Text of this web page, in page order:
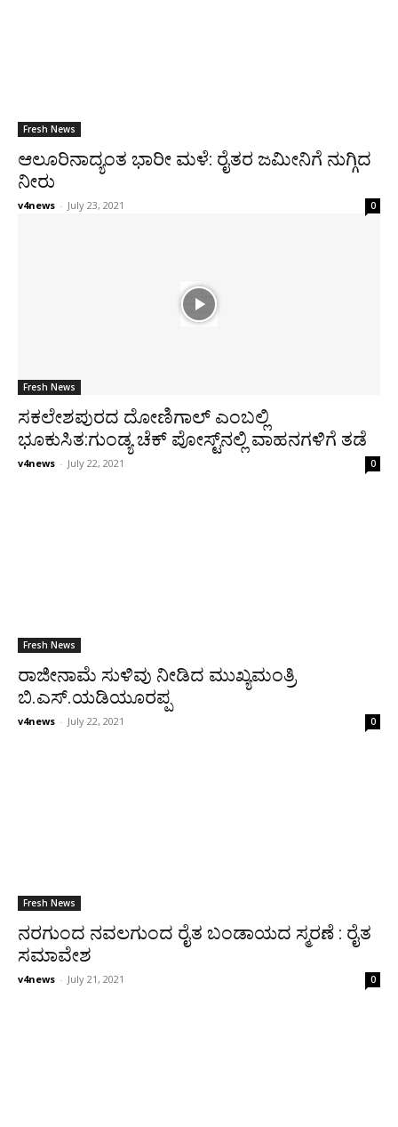
Fresh News
ಆಲೂರಿನಾದ್ಯಂತ ಭಾರೀ ಮಳೆ: ರೈತರ ಜಮೀನಿಗೆ ನುಗ್ಗಿದ
ನೀರು
v4news - July 23, 2021 0
Fresh News
ಸಕಲೇಶಪುರದ ದೋಣಿಗಾಲ್ ಎಂಬಲ್ಲಿ
ಭೂಕುಸಿತ:ಗುಂಡ್ಯ ಚೆಕ್ ಪೋಸ್ಟ್‌ನಲ್ಲಿ ವಾಹನಗಳಿಗೆ ತಡೆ
v4news - July 22, 2021 0
Fresh News
ರಾಜೀನಾಮೆ ಸುಳಿವು ನೀಡಿದ ಮುಖ್ಯಮಂತ್ರಿ
ಬಿ.ಎಸ್.ಯಡಿಯೂರಪ್ಪ
v4news - July 22, 2021 0
Fresh News
ನರಗುಂದ ನವಲಗುಂದ ರೈತ ಬಂಡಾಯದ ಸ್ಮರಣೆ : ರೈತ
ಸಮಾವೇಶ
v4news - July 21, 2021 0